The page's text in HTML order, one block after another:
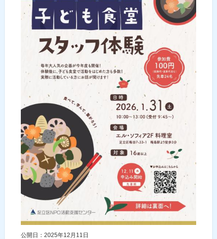
公開日：2025年12月11日